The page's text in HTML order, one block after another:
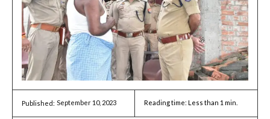
Published: September 10, 2023 Reading time: Less than 1 min.